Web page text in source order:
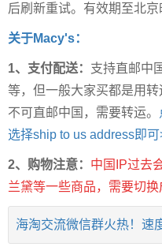
后刷新重试。有效期至北京
关于Macy's：
1、支付配送： 支持直邮中
等，但一般大家买都是用
不可直邮中国，需要转运。
选择ship to us address即可
2、购物注意： 中国IP过去
兰黛等一些商品，需要切换
海淘交流微信群火热！速